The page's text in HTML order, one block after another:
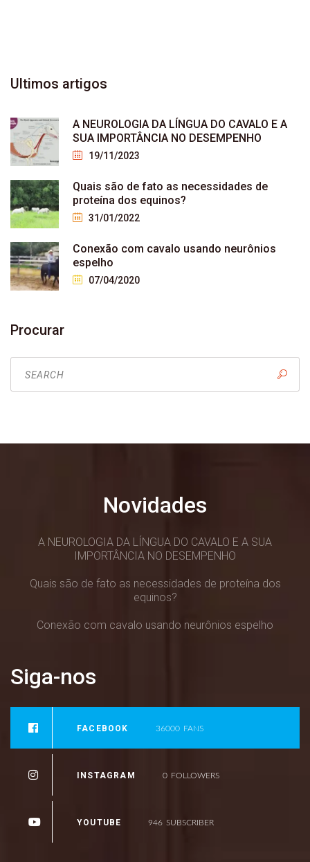
Ultimos artigos
A NEUROLOGIA DA LÍNGUA DO CAVALO E A
SUA IMPORTÂNCIA NO DESEMPENHO
19/11/2023
Quais são de fato as necessidades de
proteína dos equinos?
31/01/2022
Conexão com cavalo usando neurônios
espelho
07/04/2020
Procurar
Novidades
A NEUROLOGIA DA LÍNGUA DO CAVALO E A SUA
IMPORTÂNCIA NO DESEMPENHO
Quais são de fato as necessidades de proteína dos
equinos?
Conexão com cavalo usando neurônios espelho
Siga-nos
FACEBOOK 36000 FANS
INSTAGRAM 0 FOLLOWERS
YOUTUBE 946 SUBSCRIBER